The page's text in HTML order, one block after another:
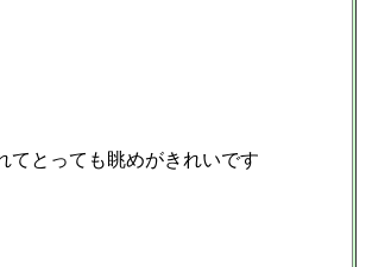
てとっても眺めがきれいです